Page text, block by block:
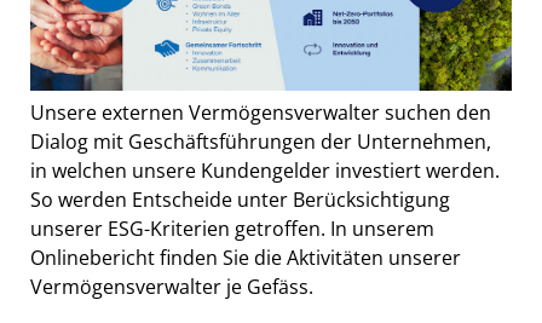
Unsere externen Vermögensverwalter suchen den
Dialog mit Geschäftsführungen der Unternehmen,
in welchen unsere Kundengelder investiert werden.
So werden Entscheide unter Berücksichtigung
unserer ESG-Kriterien getroffen. In unserem
Onlinebericht finden Sie die Aktivitäten unserer
Vermögensverwalter je Gefäss.